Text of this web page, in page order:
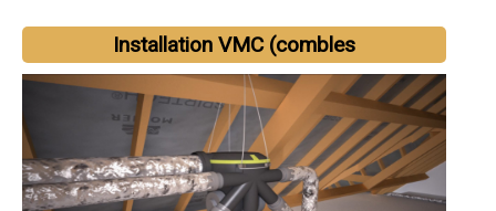
Installation VMC (combles